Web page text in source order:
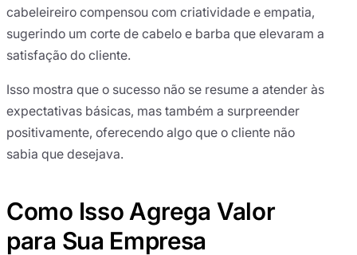
cabeleireiro compensou com criatividade e empatia,
sugerindo um corte de cabelo e barba que elevaram a
satisfação do cliente.
Isso mostra que o sucesso não se resume a atender às
expectativas básicas, mas também a surpreender
positivamente, oferecendo algo que o cliente não
sabia que desejava.
Como Isso Agrega Valor
para Sua Empresa